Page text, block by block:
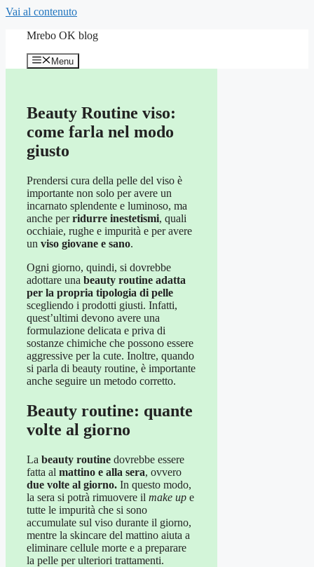
Vai al contenuto
Mrebo OK blog
Menu
Beauty Routine viso:
come farla nel modo
giusto
Prendersi cura della pelle del viso è
importante non solo per avere un
incarnato splendente e luminoso, ma
anche perridurre inestetismi, quali
occhiaie, rughe e impurità e per avere
un viso giovane e sano.
Ogni giorno, quindi, si dovrebbe
adottare una beauty routine adatta
per la propria tipologia di pelle
scegliendo i prodotti giusti. Infatti,
quest’ultimi devono avere una
formulazione delicata e priva di
sostanze chimiche che possono essere
aggressive per la cute. Inoltre, quando
si parla di beauty routine, è importante
anche seguire un metodo corretto.
Beauty routine: quante
volte al giorno
La beauty routine dovrebbe essere
fatta al mattino e alla sera, ovvero
due volte al giorno. In questo modo,
la sera si potrà rimuovere il make up e
tutte le impurità che si sono
accumulate sul viso durante il giorno,
mentre la skincare del mattino aiuta a
eliminare cellule morte e a preparare
la pelle per ulteriori trattamenti.